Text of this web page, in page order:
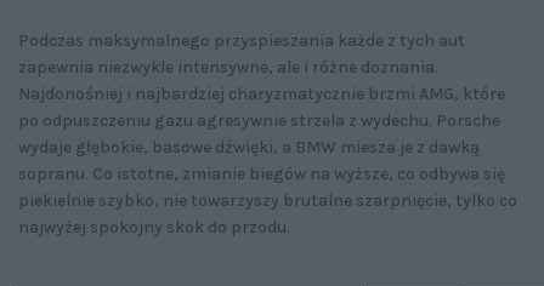
Podczas maksymalnego przyspieszania każde z tych aut
zapewnia niezwykle intensywne, ale i różne doznania.
Najdonośniej i najbardziej charyzmatycznie brzmi AMG, które
po odpuszczeniu gazu agresywnie strzela z wydechu. Porsche
wydaje głębokie, basowe dźwięki, a BMW miesza je z dawką
sopranu. Co istotne, zmianie biegów na wyższe, co odbywa się
piekielnie szybko, nie towarzyszy brutalne szarpnięcie, tylko co
najwyżej spokojny skok do przodu.